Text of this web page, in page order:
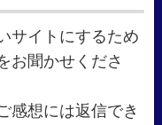
サイトにするため
お聞かせくださ
感想には返信でき